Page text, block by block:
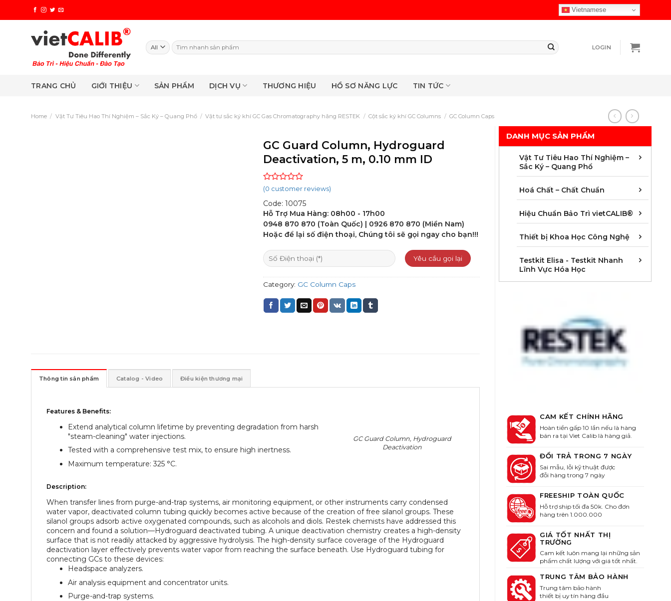
content
Vietnamese
Search
for:
LOGIN
TRANG CHỦ GIỚI THIỆU SẢN PHẨM DỊCH VỤ THƯƠNG HIỆU HỒ SƠ NĂNG LỰC TIN TỨC
Home / Vật Tư Tiêu Hao Thí Nghiệm – Sắc Ký – Quang Phổ / Vật tư sắc ký khí GC Gas Chromatography hãng RESTEK / Cột sắc ký khí GC Columns / GC Column Caps
DANH MỤC SẢN PHẨM
Vật Tư Tiêu Hao Thí Nghiệm –
Sắc Ký – Quang Phổ
Hoá Chất – Chất Chuẩn
Hiệu Chuẩn Bảo Trì vietCALIB®
Thiết bị Khoa Học Công Nghệ
Testkit Elisa - Testkit Nhanh
Lĩnh Vực Hóa Học
CAM KẾT CHÍNH HÃNG
Hoàn tiền gấp 10 lần nếu là hàng
bán ra tại Viet Calib là hàng giả.
ĐỔI TRẢ TRONG 7 NGÀY
Sai mẫu, lỗi kỹ thuật được
đỗi hàng trong 7 ngày
FREESHIP TOÀN QUỐC
Hỗ trợ ship tối đa 50k. Cho đơn
hàng trên 1.000.000
GIÁ TỐT NHẤT THỊ
TRƯỜNG
Cam kết luôn mang lại những sản
phẩm chất lượng với giá tốt nhất.
TRUNG TÂM BẢO HÀNH
Trung tâm bảo hành
thiết bị uy tín hàng đầu
GC Guard Column, Hydroguard
Deactivation, 5 m, 0.10 mm ID
Rated
out
of
5
(0 customer reviews)
Code: 10075
Hỗ Trợ Mua Hàng: 08h00 - 17h00
0948 870 870 (Toàn Quốc) | 0926 870 870 (Miền Nam)
Hoặc để lại số điện thoại, Chúng tôi sẽ gọi ngay cho bạn!!!
Category: GC Column Caps
Thông tin sản phẩm Catalog - Video Điều kiện thương mại
Features & Benefits:
GC Guard Column, Hydroguard
Deactivation
Extend analytical column lifetime by preventing degradation from harsh
"steam-cleaning" water injections.
Tested with a comprehensive test mix, to ensure high inertness.
Maximum temperature: 325 °C.
Description:
When transfer lines from purge-and-trap systems, air monitoring equipment, or other instruments carry condensed
water vapor, deactivated column tubing quickly becomes active because of the creation of free silanol groups. These
silanol groups adsorb active oxygenated compounds, such as alcohols and diols. Restek chemists have addressed this
concern and found a solution—Hydroguard deactivated tubing. A unique deactivation chemistry creates a high-density
surface that is not readily attacked by aggressive hydrolysis. The high-density surface coverage of the Hydroguard
deactivation layer effectively prevents water vapor from reaching the surface beneath. Use Hydroguard tubing for
connecting GCs to these devices:
Headspace analyzers.
Air analysis equipment and concentrator units.
Purge-and-trap systems.